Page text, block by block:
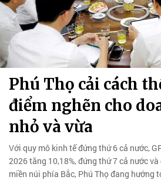
Phú Thọ cải cách
điểm nghẽn cho
nhỏ và vừa
Với quy mô kinh tế đứng thứ 6 cả nước,
2026 tăng 10,18%, đứng thứ 7 cả nước
miền núi phía Bắc, Phú Thọ đang hướng